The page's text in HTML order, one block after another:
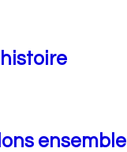
ensemble